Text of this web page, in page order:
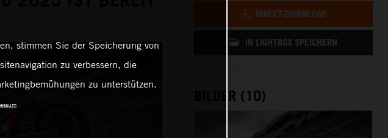
DIREKT-DOWNLOAD
IN LIGHTBOX SPEICHERN
BILDER (10)
stimmen Sie der Speicherung von
zu verbessern, die
zu unterstützen.